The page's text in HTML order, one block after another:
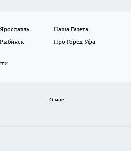
Наша Газета
Про Город Уфа
О нас